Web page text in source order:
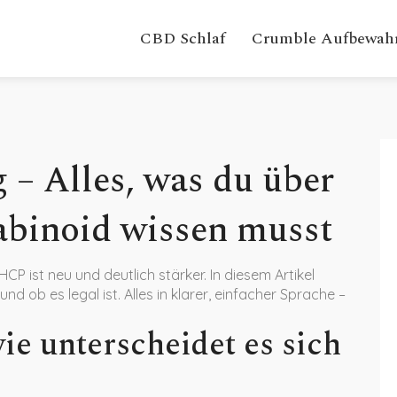
CBD Schlaf Crumble
Alles, was du über
wissen musst
ist neu und deutlich stärker. In diesem Artikel
ob es legal ist. Alles in klarer, einfacher Sprache –
unterscheidet es sich